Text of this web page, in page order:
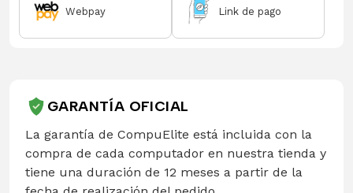
Webpay Link de pago
GARANTÍA OFICIAL
La garantía de CompuElite está incluida con la
compra de cada computador en nuestra tienda y
tiene una duración de 12 meses a partir de la